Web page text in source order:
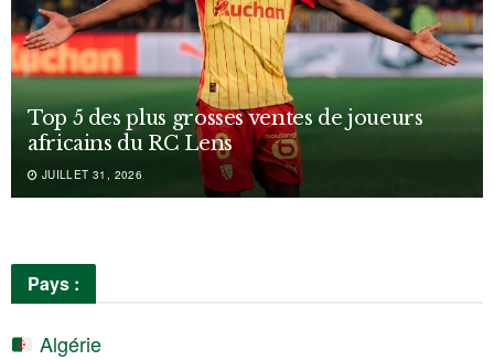
Top 5 des plus grosses ventes de joueurs
africains du RC Lens
JUILLET 31, 2026
Pays :
Algérie